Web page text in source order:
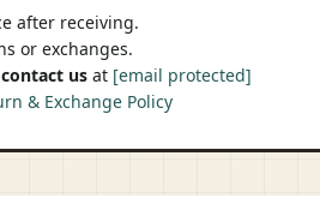
after receiving.
or exchanges.
us at [email protected]
& Exchange Policy